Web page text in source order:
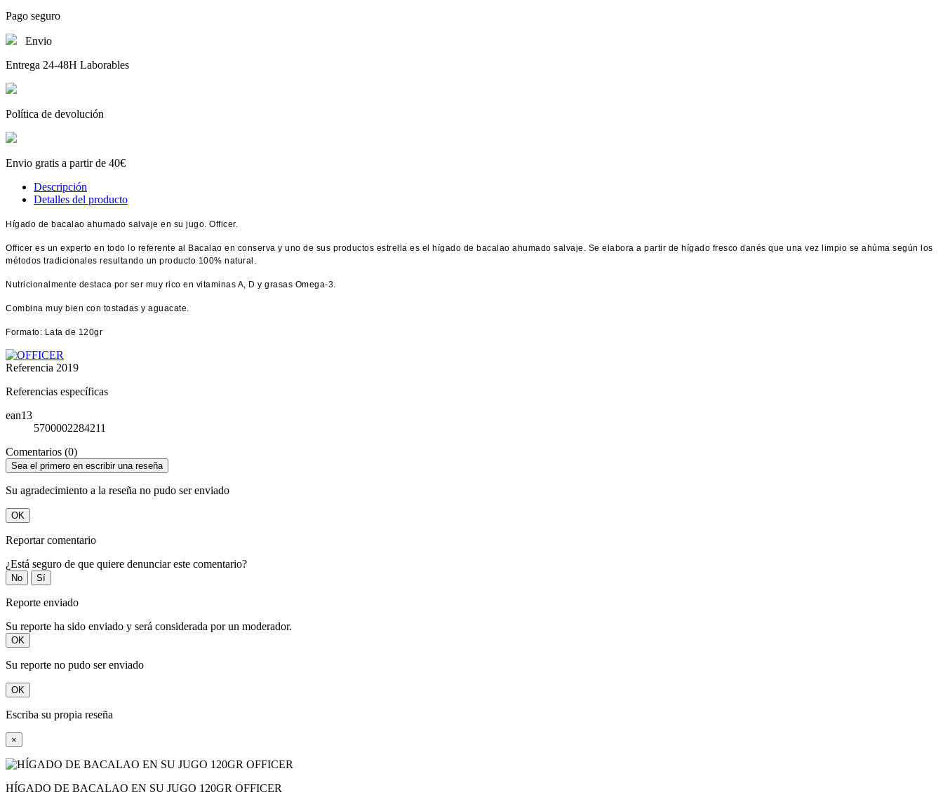
Pago seguro
Envio
Entrega 24-48H Laborables
Política de devolución
Envio gratis a partir de 40€
Descripción
Detalles del producto
Hígado de bacalao ahumado salvaje en su jugo. Officer.
Officer es un experto en todo lo referente al Bacalao en conserva y uno de sus productos estrella es el hígado de bacalao ahumado salvaje. Se elabora a partir de hígado fresco danés que una vez limpio se ahúma según los
métodos tradicionales resultando un producto 100% natural.
Nutricionalmente destaca por ser muy rico en vitaminas A, D y grasas Omega-3.
Combina muy bien con tostadas y aguacate.
Formato: Lata de 120gr
Referencia 2019
Referencias específicas
ean13
5700002284211
Comentarios (0)
Sea el primero en escribir una reseña
Su agradecimiento a la reseña no pudo ser enviado
OK
Reportar comentario
¿Está seguro de que quiere denunciar este comentario?
No Sí
Reporte enviado
Su reporte ha sido enviado y será considerada por un moderador.
OK
Su reporte no pudo ser enviado
OK
Escriba su propia reseña
×
HÍGADO DE BACALAO EN SU JUGO 120GR OFFICER